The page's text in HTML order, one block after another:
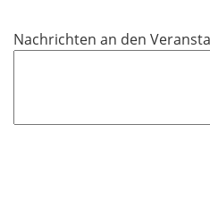
l
Nachrichten an den